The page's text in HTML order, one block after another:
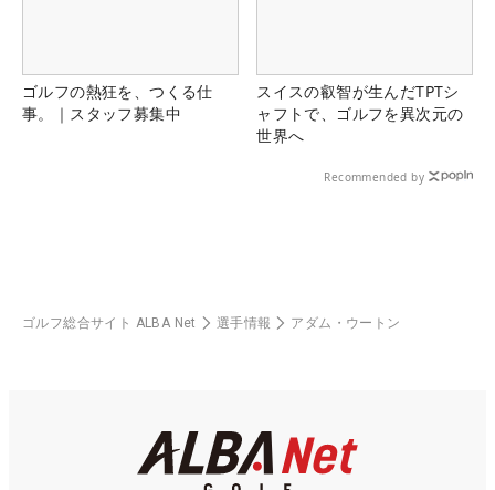
ゴルフの熱狂を、つくる仕
事。｜スタッフ募集中
スイスの叡智が生んだTPTシ
ャフトで、ゴルフを異次元の
世界へ
Recommended by
ゴルフ総合サイト ALBA Net 選手情報 アダム・ウートン